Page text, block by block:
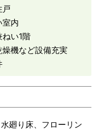
戸
室内
ねい1階
燥機など設備充実
廻り床、フローリン